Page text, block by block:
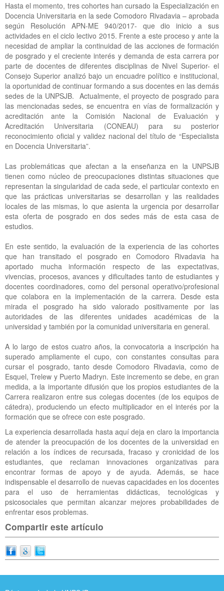
Hasta el momento, tres cohortes han cursado la Especialización en
Docencia Universitaria en la sede Comodoro Rivadavia – aprobada
según Resolución APN-ME 940/2017- que dio inicio a sus
actividades en el ciclo lectivo 2015. Frente a este proceso y ante la
necesidad de ampliar la continuidad de las acciones de formación
de posgrado y el creciente interés y demanda de esta carrera por
parte de docentes de diferentes disciplinas de Nivel Superior- el
Consejo Superior analizó bajo un encuadre político e institucional,
la oportunidad de continuar formando a sus docentes en las demás
sedes de la UNPSJB. Actualmente, el proyecto de posgrado para
las mencionadas sedes, se encuentra en vías de formalización y
acreditación ante la Comisión Nacional de Evaluación y
Acreditación Universitaria (CONEAU) para su posterior
reconocimiento oficial y validez nacional del título de “Especialista
en Docencia Universitaria”.
Las problemáticas que afectan a la enseñanza en la UNPSJB
tienen como núcleo de preocupaciones distintas situaciones que
representan la singularidad de cada sede, el particular contexto en
que las prácticas universitarias se desarrollan y las realidades
locales de las mismas, lo que asienta la urgencia por desarrollar
esta oferta de posgrado en dos sedes más de esta casa de
estudios.
En este sentido, la evaluación de la experiencia de las cohortes
que han transitado el posgrado en Comodoro Rivadavia ha
aportado mucha información respecto de las expectativas,
vivencias, procesos, avances y dificultades tanto de estudiantes y
docentes coordinadores, como del personal operativo/profesional
que colabora en la implementación de la carrera. Desde esta
mirada el posgrado ha sido valorado positivamente por las
autoridades de las diferentes unidades académicas de la
universidad y también por la comunidad universitaria en general.
A lo largo de estos cuatro años, la convocatoria a inscripción ha
superado ampliamente el cupo, con constantes consultas para
cursar el posgrado, tanto desde Comodoro Rivadavia, como de
Esquel, Trelew y Puerto Madryn. Este incremento se debe, en gran
medida, a la importante difusión que los propios estudiantes de la
Carrera realizaron entre sus colegas docentes (de los equipos de
cátedra), produciendo un efecto multiplicador en el interés por la
formación que se ofrece con este posgrado.
La experiencia desarrollada hasta aquí deja en claro la importancia
de atender la preocupación de los docentes de la universidad en
relación a los índices de recursada, fracaso y cronicidad de los
estudiantes, que reclaman innovaciones organizativas para
encontrar formas de apoyo y de ayuda. Además, se hace
indispensable el desarrollo de nuevas capacidades en los docentes
para el uso de herramientas didácticas, tecnológicas y
psicosociales que permitan alcanzar mejores probabilidades de
enfrentar esos problemas.
Compartir este artículo